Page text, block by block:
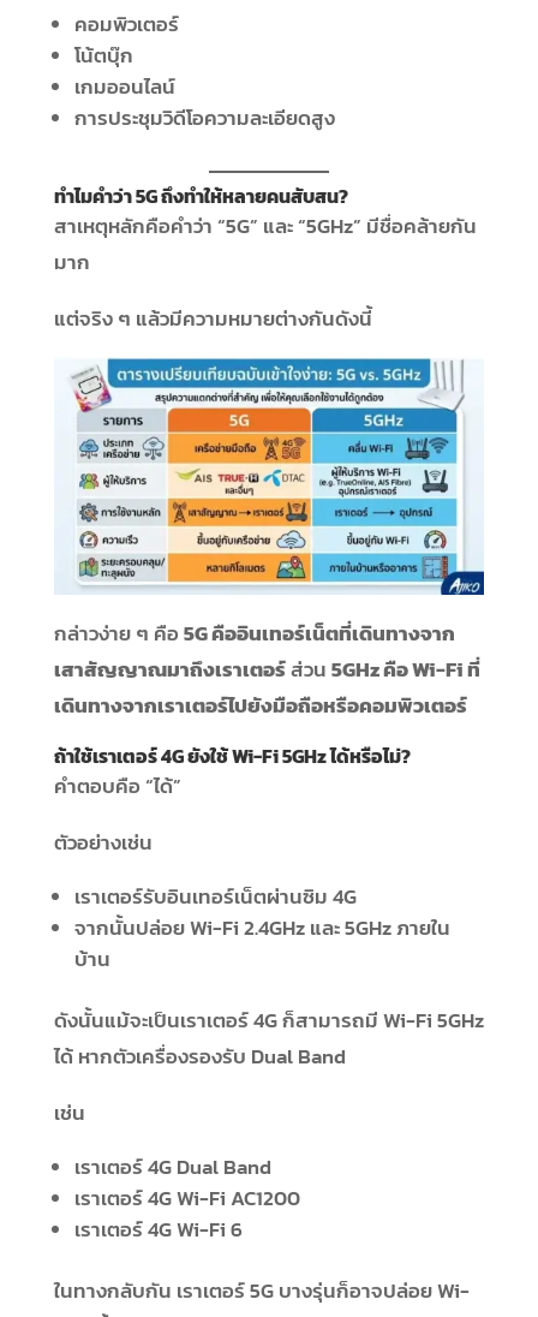
คอมพิวเตอร์
โน้ตบุ๊ก
เกมออนไลน์
การประชุมวิดีโอความละเอียดสูง
ทำไมคำว่า 5G ถึงทำให้หลายคนสับสน?
สาเหตุหลักคือคำว่า “5G” และ “5GHz” มีชื่อคล้ายกัน
มาก
แต่จริง ๆ แล้วมีความหมายต่างกันดังนี้
กล่าวง่าย ๆ คือ5G คืออินเทอร์เน็ตที่เดินทางจาก
เสาสัญญาณมาถึงเราเตอร์ส่วน5GHz คือ Wi-Fi ที่
เดินทางจากเราเตอร์ไปยังมือถือหรือคอมพิวเตอร์
ถ้าใช้เราเตอร์ 4G ยังใช้ Wi-Fi 5GHz ได้หรือไม่?
คำตอบคือ “ได้”
ตัวอย่างเช่น
เราเตอร์รับอินเทอร์เน็ตผ่านซิม 4G
จากนั้นปล่อย Wi-Fi 2.4GHz และ 5GHz ภายใน
บ้าน
ดังนั้นแม้จะเป็นเราเตอร์ 4G ก็สามารถมี Wi-Fi 5GHz
ได้ หากตัวเครื่องรองรับ Dual Band
เช่น
เราเตอร์ 4G Dual Band
เราเตอร์ 4G Wi-Fi AC1200
เราเตอร์ 4G Wi-Fi 6
ในทางกลับกัน เราเตอร์ 5G บางรุ่นก็อาจปล่อย Wi-